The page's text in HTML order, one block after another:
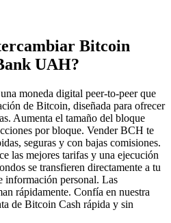
Bitcoin
UAH?
moneda digital peer-to-peer que
de Bitcoin, diseñada para ofrecer
Aumenta el tamaño del bloque
por bloque. Vender BCH te
seguras y con bajas comisiones.
las mejores tarifas y una ejecución
se transfieren directamente a tu
información personal. Las
rápidamente. Confía en nuestra
de Bitcoin Cash rápida y sin